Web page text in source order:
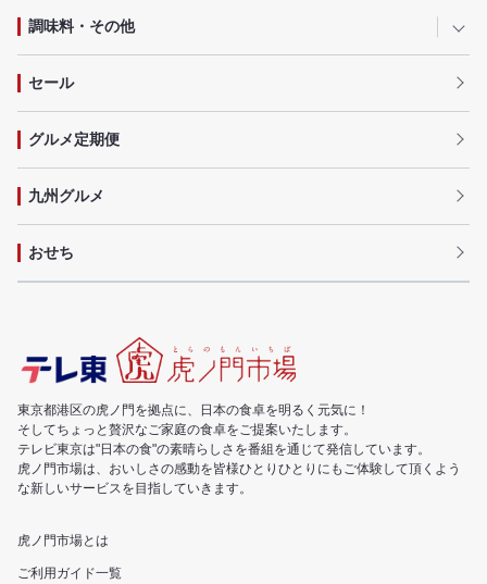
調味料・その他
セール
グルメ定期便
九州グルメ
おせち
東京都港区の虎ノ門を拠点に、日本の食卓を明るく元気に！
そしてちょっと贅沢なご家庭の食卓をご提案いたします。
テレビ東京は"日本の食"の素晴らしさを番組を通じて発信しています。
虎ノ門市場は、おいしさの感動を皆様ひとりひとりにもご体験して頂くよう
な新しいサービスを目指していきます。
虎ノ門市場とは
ご利用ガイド一覧